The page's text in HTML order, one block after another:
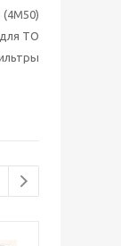
(4M50)
ТО